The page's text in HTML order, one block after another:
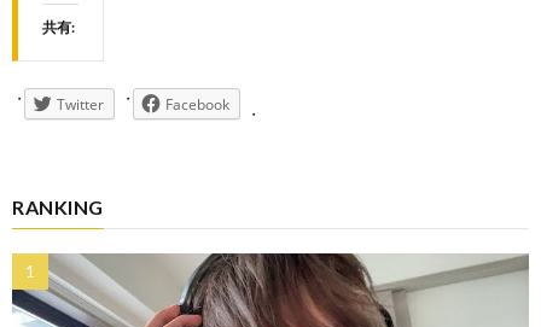
共有:
Twitter Facebook
RANKING